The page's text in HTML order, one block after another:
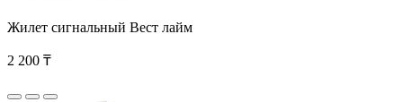
Жилет сигнальный Вест лайм
2 200 ₸